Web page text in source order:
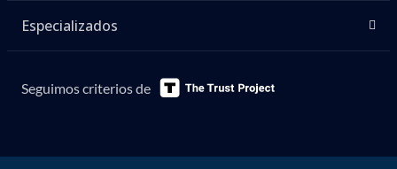
Especializados
Seguimos criterios de